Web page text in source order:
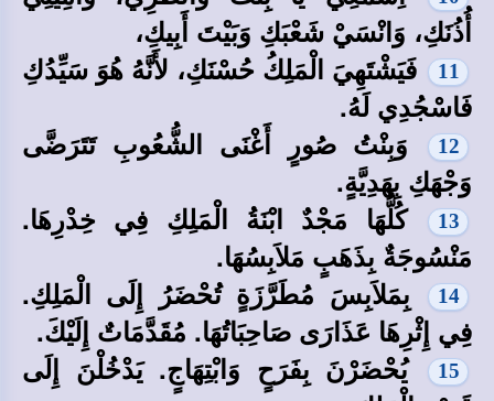
أُذُنَكِ، وَانْسَيْ شَعْبَكِ وَبَيْتَ أَبِيكِ،
11
فَيَشْتَهِيَ الْمَلِكُ حُسْنَكِ، لأَنَّهُ هُوَ سَيِّدُكِ
فَاسْجُدِي لَهُ.
12
وَبِنْتُ صُورٍ أَغْنَى الشُّعُوبِ تَتَرَضَّى
وَجْهَكِ بِهَدِيَّةٍ.
13
كُلُّهَا مَجْدٌ ابْنَةُ الْمَلِكِ فِي خِدْرِهَا.
مَنْسُوجَةٌ بِذَهَبٍ مَلاَبِسُهَا.
14
بِمَلاَبِسَ مُطَرَّزَةٍ تُحْضَرُ إِلَى الْمَلِكِ.
فِي إِثْرِهَا عَذَارَى صَاحِبَاتُهَا. مُقَدَّمَاتٌ إِلَيْكَ.
15
يُحْضَرْنَ بِفَرَحٍ وَابْتِهَاجٍ. يَدْخُلْنَ إِلَى